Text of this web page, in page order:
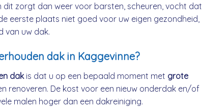
zorgt dan weer voor barsten, scheuren, vocht dat
eerste plaats niet goed voor uw eigen gezondheid,
van uw dak.
dak in Kaggevinne?
dakis dat u op een bepaald moment met grote
renoveren. De kost voor een nieuw onderdak en/of
malen hoger dan een dakreiniging.